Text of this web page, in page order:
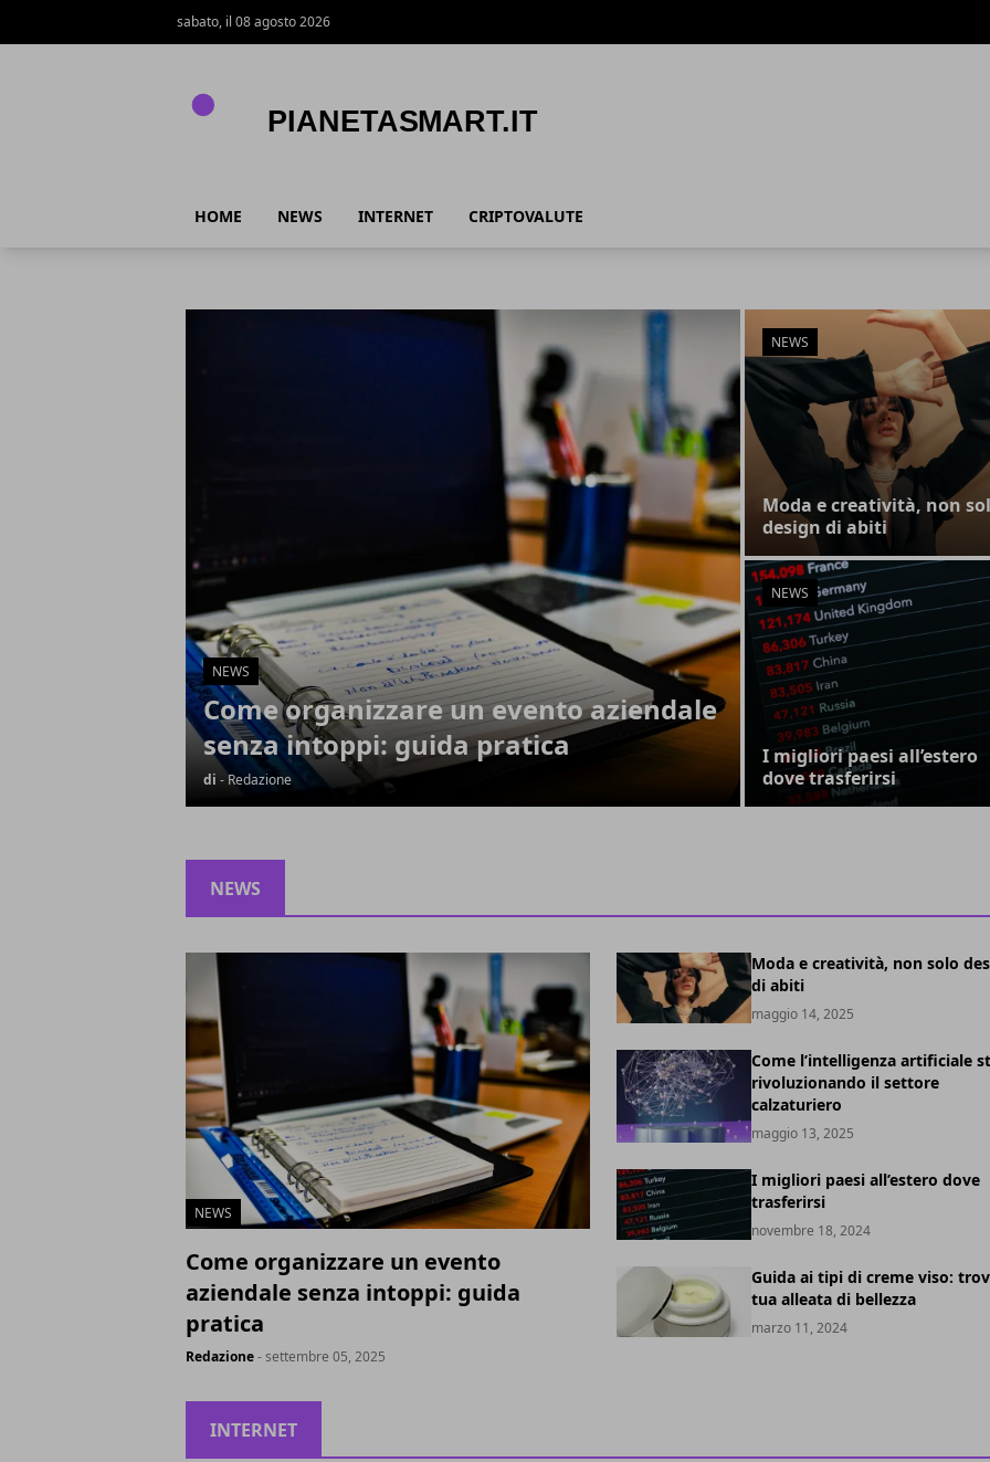
sabato, il 08 agosto 2026
HOME NEWS INTERNET CRIPTOVALUTE
NEWS
Come organizzare un evento aziendale
senza intoppi: guida pratica
di - Redazione
NEWS
Moda e creatività, non
design di abiti
NEWS
I migliori paesi all’estero
dove trasferirsi
NEWS
NEWS
Come organizzare un evento
aziendale senza intoppi: guida
pratica
Redazione- settembre 05, 2025
Moda e creatività, non solo
di abiti
maggio 14, 2025
Come l’intelligenza artificiale
rivoluzionando il settore
calzaturiero
maggio 13, 2025
I migliori paesi all’estero dove
trasferirsi
novembre 18, 2024
Guida ai tipi di creme viso:
tua alleata di bellezza
marzo 11, 2024
INTERNET